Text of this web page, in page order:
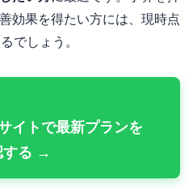
効果を得たい方には、現時点
でしょう。
イトで最新プランを
する →